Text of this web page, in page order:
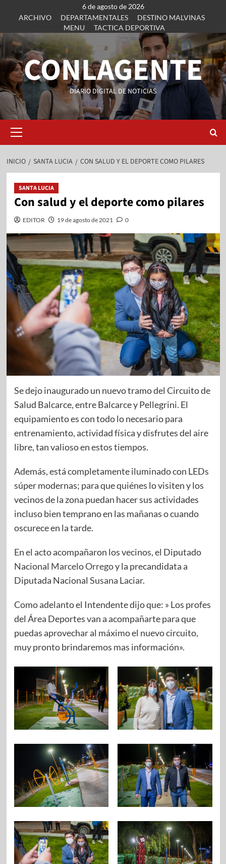
6 de agosto de 2026
ARCHIVO
DEPARTAMENTALES
DESTINO MALVINAS
MENU
TACTICA DEPORTIVA
CONLAGENTE
DIARIO DIGITAL DE NOTICIAS
INICIO SANTA LUCIA CON SALUD Y EL DEPORTE COMO PILARES
SANTA LUCIA
Con salud y el deporte como pilares
EDITOR 19 de agosto de 2021 0
Se dejo inaugurado un nuevo tramo del Circuito de
Salud Balcarce, entre Balcarce y Pellegrini. El
equipamiento es con todo lo necesario para
entrenamiento, actividad física y disfrutes del aire
libre, tan valioso en estos tiempos.
Además, está completamente iluminado con LEDs
súper modernas; para que quiénes lo visiten y los
vecinos de la zona puedan hacer sus actividades
incluso bien temprano en las mañanas o cuando
oscurece en la tarde.
En el acto acompañaron los vecinos, el Diputado
Nacional Marcelo Orregoy la precandidata a
Diputada Nacional Susana Laciar.
Como adelanto el Intendente dijo que: » Los profes
del Área Deportes van a acompañarte para que
puedas aprovechar al máximo el nuevo circuito,
muy pronto brindaremos mas información».